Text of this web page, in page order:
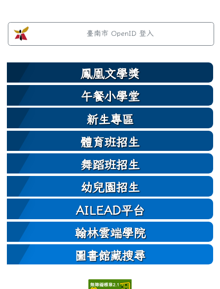
左邊區域內容
臺南市 OpenID 登入
鳳凰文學獎
午餐小學堂
新生專區
體育班招生
舞蹈班招生
幼兒園招生
AILEAD平台
翰林雲端學院
圖書館藏搜尋